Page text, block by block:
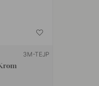
3M-TEJP